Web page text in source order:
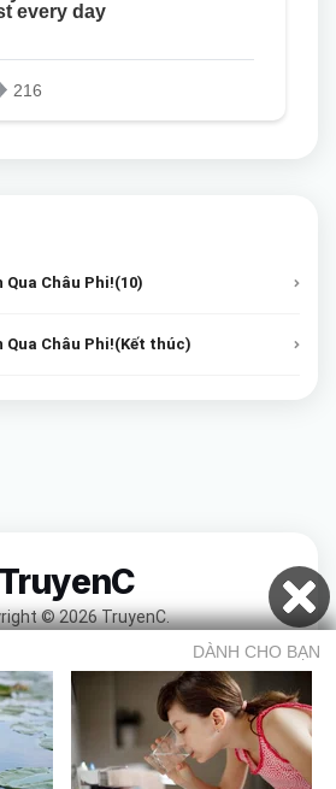
Châu Phi!(10)
Qua Châu Phi!(Kết thúc)
TruyenC
© 2026 TruyenC.